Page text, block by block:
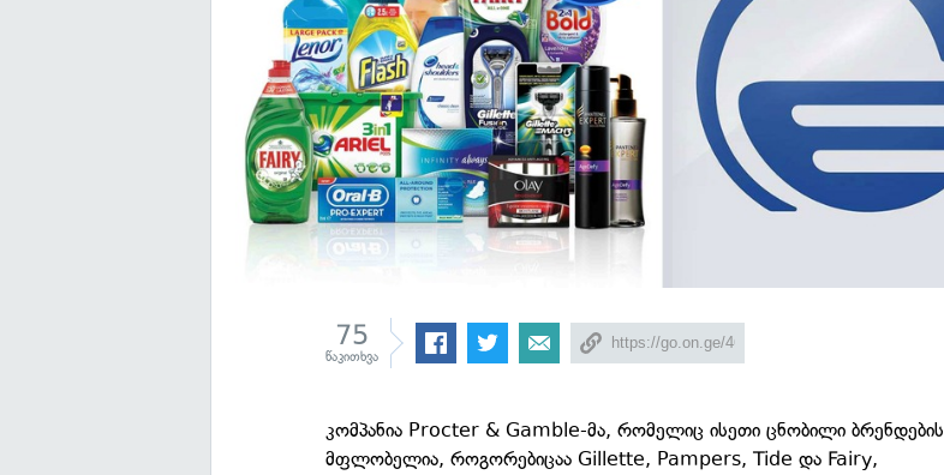
75
წაკითხვა
კომპანია Procter & Gamble-მა, რომელიც ისეთი ცნობილი ბრენდების
მფლობელია, როგორებიცაა Gillette, Pampers, Tide და Fairy,